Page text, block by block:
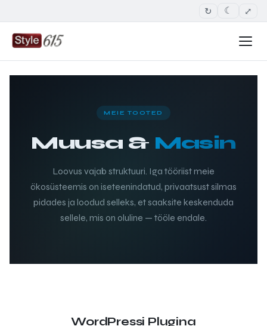
↻ ☾ ⤢
MEIE TOOTED
Muusa & Masin
Loovus vajab struktuuri. Iga tööriist meie
ökosüsteemis on iseteenindatud, privaatsust silmas
pidades ja loodud selleks, et saaksite keskenduda
sellele, mis on oluline — tööle endale.
WordPressi Plugina